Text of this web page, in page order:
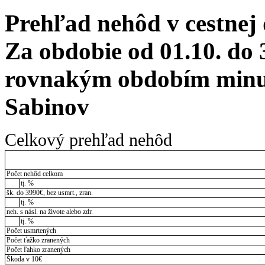
Prehľad nehôd v cestnej
Za obdobie od 01.10. do
rovnakým obdobím
Sabinov
Celkový prehľad nehôd
Počet nehôd celkom
tj. %
šk. do 3990€, bez usmrt., zran.
tj. %
neh. s násl. na živote alebo zdr.
tj. %
Počet usmrtených
Počet ťažko zranených
Počet ľahko zranených
Škoda v 10€